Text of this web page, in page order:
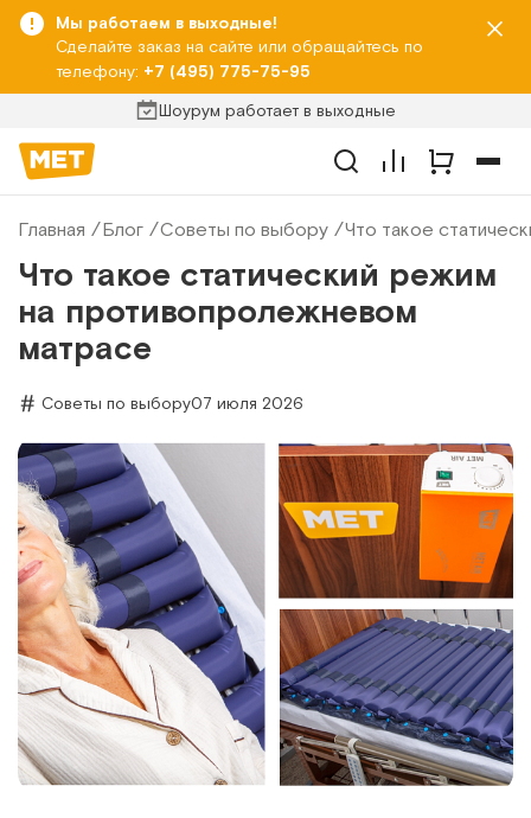
Мы работаем в выходные!
Сделайте заказ на сайте или обращайтесь по
телефону: +7 (495) 775-75-95
Шоурум работает в выходные
Главная Блог Советы по выбору Что такое
Что такое статический режим
на противопролежневом
матрасе
Советы по выбору07 июля 2026